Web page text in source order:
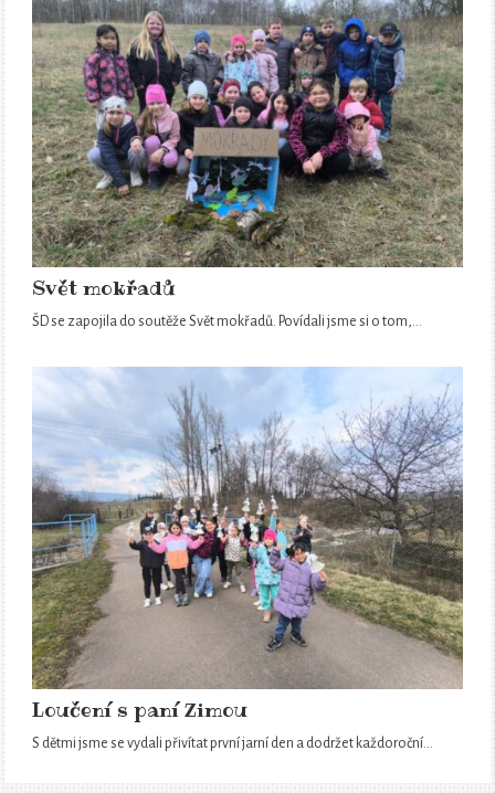
Svět mokřadů
ŠD se zapojila do soutěže Svět mokřadů. Povídali jsme si o tom,…
Loučení s paní Zimou
S dětmi jsme se vydali přivítat první jarní den a dodržet každoroční…